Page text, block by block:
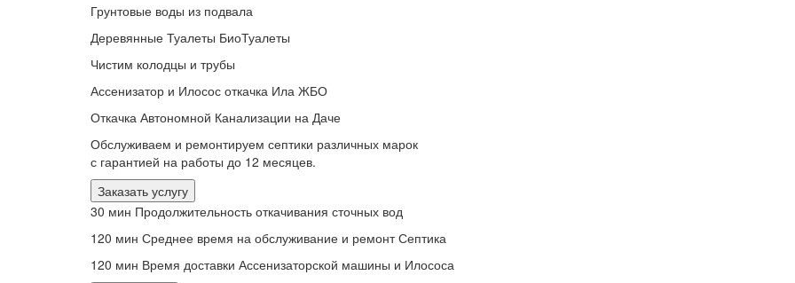
Грунтовые воды из подвала
Деревянные Туалеты БиоТуалеты
Чистим колодцы и трубы
Ассенизатор и Илосос откачка Ила ЖБО
Откачка Автономной Канализации на Даче
Обслуживаем и ремонтируем септики различных марок
с гарантией на работы до 12 месяцев.
Заказать услугу
30 мин Продолжительность откачивания сточных вод
120 мин Среднее время на обслуживание и ремонт Септика
120 мин Время доставки Ассенизаторской машины и Илососа